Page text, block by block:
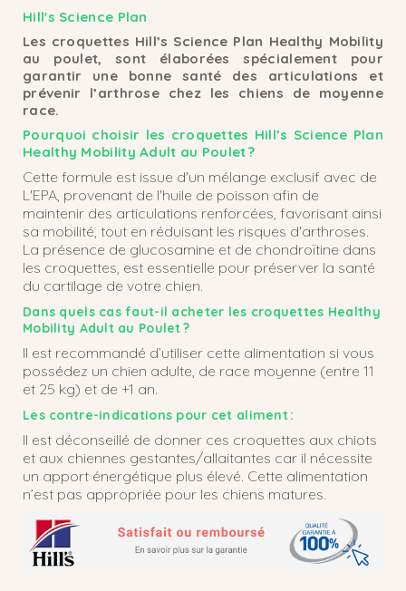
Hill's Science Plan
Les croquettes Hill’s Science Plan Healthy Mobility
au poulet, sont élaborées spécialement pour
garantir une bonne santé des articulations et
prévenir l’arthrose chez les chiens de moyenne
race.
Pourquoi choisir les croquettes Hill’s Science Plan
Healthy Mobility Adult au Poulet ?
Cette formule est issue d'un mélange exclusif avec de
L'EPA, provenant de l'huile de poisson afin de
maintenir des articulations renforcées, favorisant ainsi
sa mobilité, tout en réduisant les risques d'arthroses.
La présence de glucosamine et de chondroïtine dans
les croquettes, est essentielle pour préserver la santé
du cartilage de votre chien.
Dans quels cas faut-il acheter les croquettes Healthy
Mobility Adult au Poulet ?
Il est recommandé d’utiliser cette alimentation si vous
possédez un chien adulte, de race moyenne (entre 11
et 25 kg) et de +1 an.
Les contre-indications pour cet aliment :
Il est déconseillé de donner ces croquettes aux chiots
et aux chiennes gestantes/allaitantes car il nécessite
un apport énergétique plus élevé. Cette alimentation
n’est pas appropriée pour les chiens matures.